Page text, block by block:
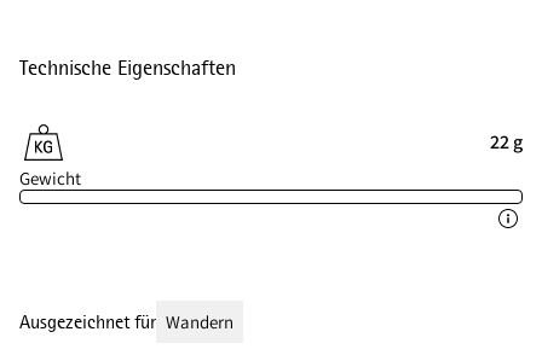
Technische Eigenschaften
22 g
Gewicht
Ausgezeichnet für Wandern